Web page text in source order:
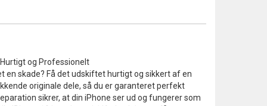
Glemt adgangskode
Login
og Professionelt
en skade? Få det udskiftet hurtigt og sikkert af en
originale dele, så du er garanteret perfekt
sikrer, at din iPhone ser ud og fungerer som